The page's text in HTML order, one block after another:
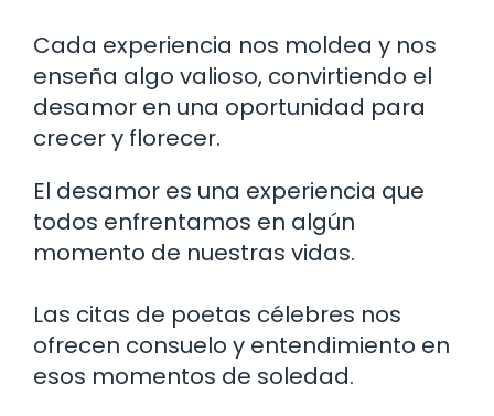
Cada experiencia nos moldea y nos
enseña algo valioso, convirtiendo el
desamor en una oportunidad para
crecer y florecer.
El desamor es una experiencia que
todos enfrentamos en algún
momento de nuestras vidas.
Las citas de poetas célebres nos
ofrecen consuelo y entendimiento en
esos momentos de soledad.